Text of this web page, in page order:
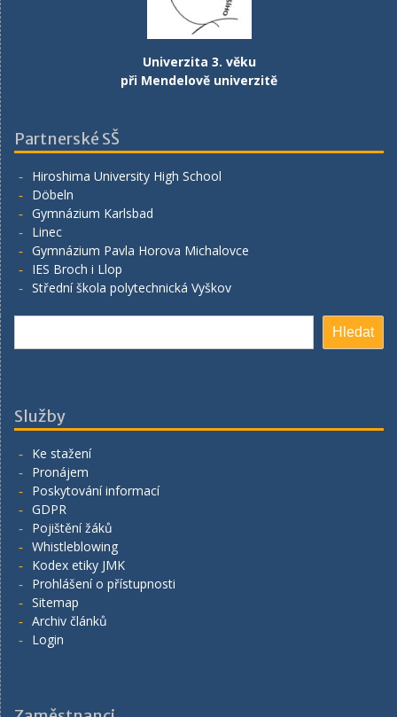
Univerzita 3. věku
při Mendelově univerzitě
Partnerské SŠ
Hiroshima University High School
Döbeln
Gymnázium Karlsbad
Linec
Gymnázium Pavla Horova Michalovce
IES Broch i Llop
Střední škola polytechnická Vyškov
Hledat
Služby
Ke stažení
Pronájem
Poskytování informací
GDPR
Pojištění žáků
Whistleblowing
Kodex etiky JMK
Prohlášení o přístupnosti
Sitemap
Archiv článků
Login